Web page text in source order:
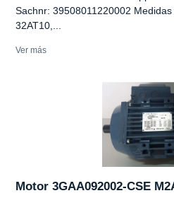
Sachnr: 39508011220002
32AT10,...
Ver más
Motor 3GAA092002-CSE